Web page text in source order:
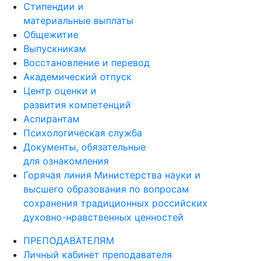
Стипендии и
материальные выплаты
Общежитие
Выпускникам
Восстановление и перевод
Академический отпуск
Центр оценки и
развития компетенций
Аспирантам
Психологическая служба
Документы, обязательные
для ознакомления
Горячая линия Министерства науки и
высшего образования по вопросам
сохранения традиционных российских
духовно-нравственных ценностей
ПРЕПОДАВАТЕЛЯМ
Личный кабинет преподавателя